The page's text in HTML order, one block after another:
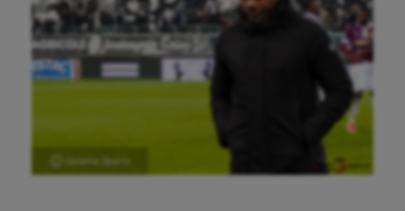
Ⓒ Gazette Sports